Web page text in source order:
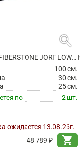
search
КАШПО FIBERSTONE JORT LOW S BLACK
100 см.
30 см.
25 см.
по
2 шт.
ожидается 13.08.26г.
48 789 ₽
shopping_cart